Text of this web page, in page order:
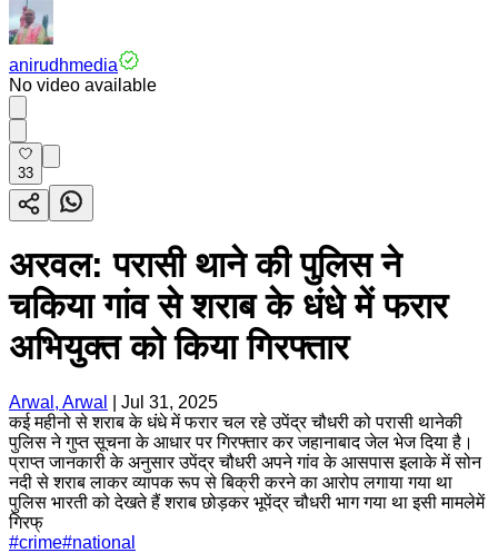
anirudhmedia
No video available
33
अरवल: परासी थाने की पुलिस ने
चकिया गांव से शराब के धंधे में फरार
अभियुक्त को किया गिरफ्तार
Arwal, Arwal
Jul 31, 2025
कई महीनो से शराब के धंधे में फरार चल रहे उपेंद्र चौधरी को परासी थानेकी
पुलिस ने गुप्त सूचना के आधार पर गिरफ्तार कर जहानाबाद जेल भेज दिया है।
प्राप्त जानकारी के अनुसार उपेंद्र चौधरी अपने गांव के आसपास इलाके में सोन
नदी से शराब लाकर व्यापक रूप से बिक्री करने का आरोप लगाया गया था
पुलिस भारती को देखते हैं शराब छोड़कर भूपेंद्र चौधरी भाग गया था इसी मामलेमें
गिरफ्
#crime#national